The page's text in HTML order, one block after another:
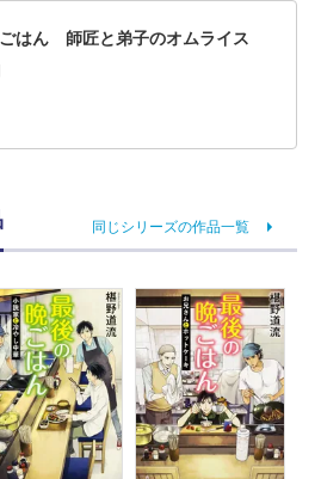
はん 師匠と弟子のオムライス
同じシリーズの作品一覧